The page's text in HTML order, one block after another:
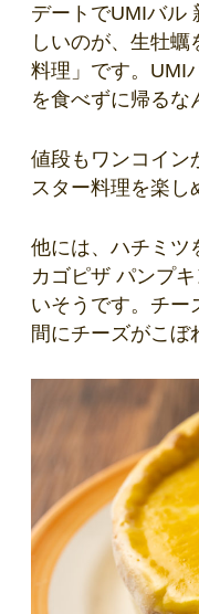
デートでUMIバル
しいのが、生牡
料理」です。UMI
を食べずに帰るな
値段もワンコイン
スター料理を楽し
他には、ハチミツ
カゴピザ パンプ
いそうです。チー
間にチーズがこぼ